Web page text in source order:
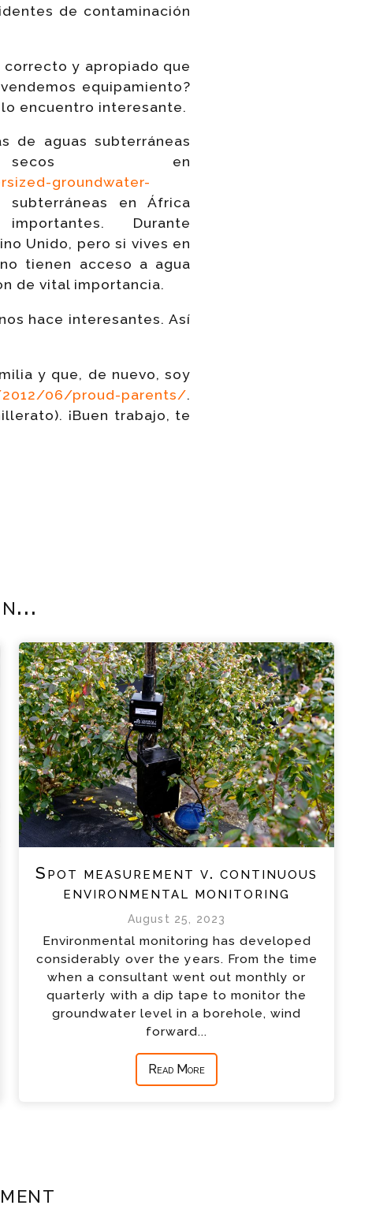
de contaminación
correcto y apropiado que
equipamiento?
encuentro interesante.
de aguas subterráneas
en
groundwater-
en África
Durante
Unido, pero si vives en
tienen acceso a agua
de vital importancia.
hace interesantes. Así
y que, de nuevo, soy
06/proud-parents/.
¡Buen trabajo, te
Spot measurement v. continuous
environmental monitoring
August 25, 2023
Environmental monitoring has developed
considerably over the years. From the time
when a consultant went out monthly or
quarterly with a dip tape to monitor the
groundwater level in a borehole, wind
forward...
Read More